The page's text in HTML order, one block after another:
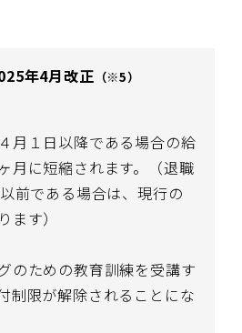
年4月改正 （※5）
月１日以降である場合の給
月に短縮されます。（退職
前である場合は、現行の
ます）
のための教育訓練を受講す
制限が解除されることにな